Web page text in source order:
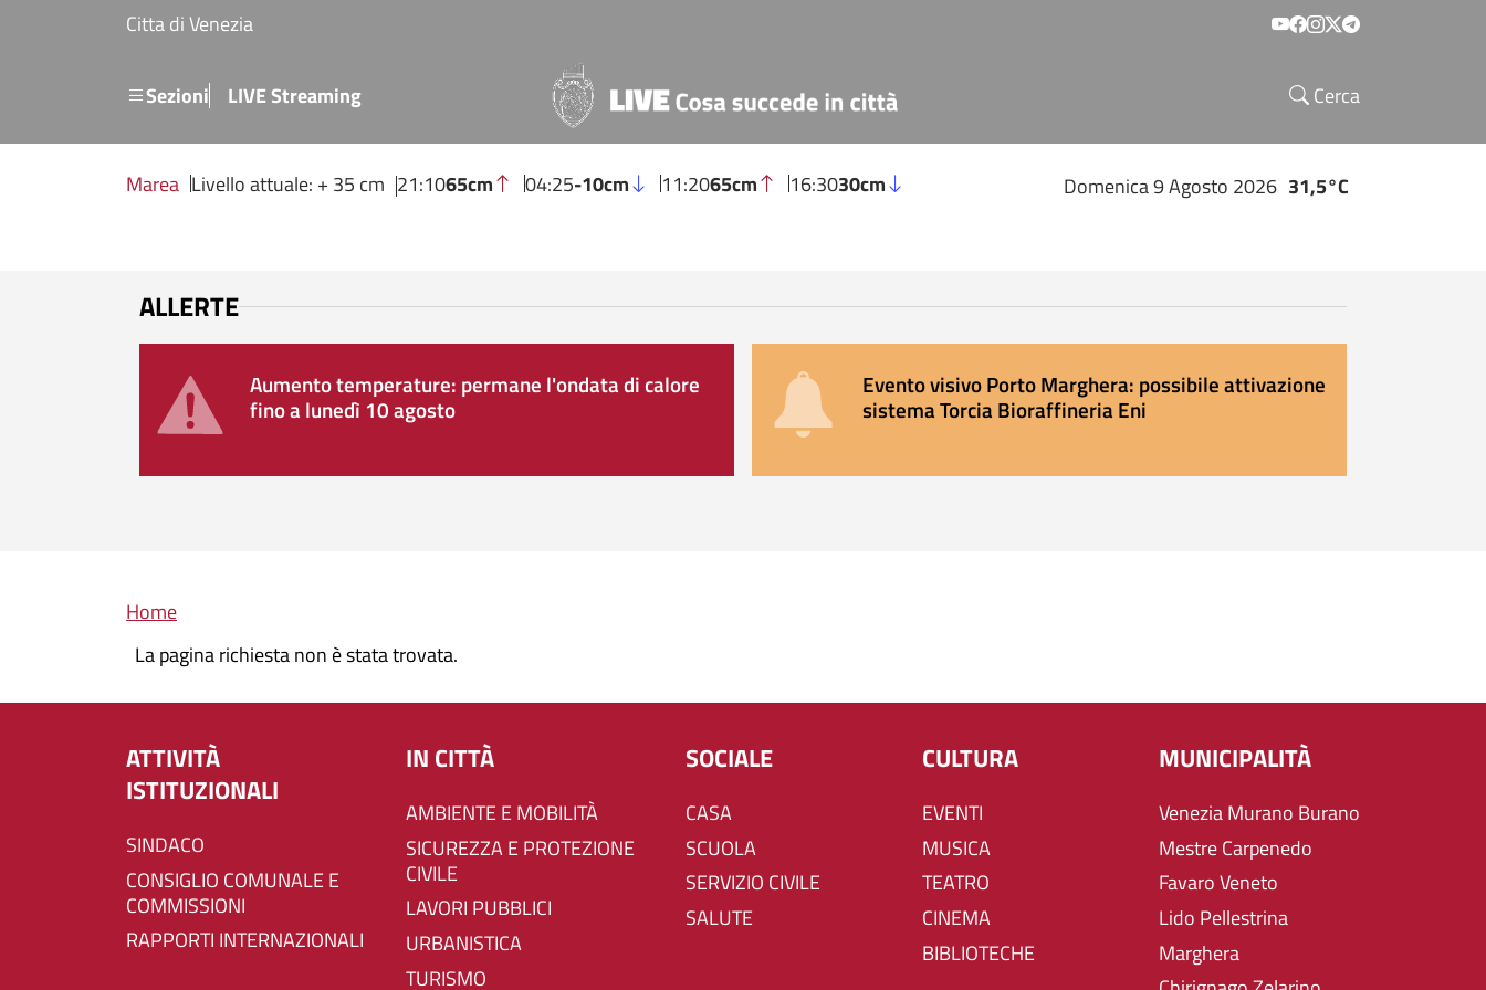
Salta al contenuto principale
Citta di Venezia Social menu
SezioniMenu secondario
LIVE Streaming Cerca
Marea Livello attuale: + 35 cm 21:1065cm 04:25-10cm 11:2065cm 16:3030cm Domenica 9 Agosto 2026 31,5°C
ALLERTE
Aumento temperature: permane l'ondata di calore
fino a lunedì 10 agosto
Evento visivo Porto Marghera: possibile attivazione
sistema Torcia Bioraffineria Eni
Briciole di pane
Home
La pagina richiesta non è stata trovata.
ATTIVITÀ
ISTITUZIONALI
SINDACO
CONSIGLIO COMUNALE E
COMMISSIONI
RAPPORTI INTERNAZIONALI
IN CITTÀ
AMBIENTE E MOBILITÀ
SICUREZZA E PROTEZIONE
CIVILE
LAVORI PUBBLICI
URBANISTICA
TURISMO
SOCIALE
CASA
SCUOLA
SERVIZIO CIVILE
SALUTE
CULTURA
EVENTI
MUSICA
TEATRO
CINEMA
BIBLIOTECHE
MUNICIPALITÀ
Venezia Murano Burano
Mestre Carpenedo
Favaro Veneto
Lido Pellestrina
Marghera